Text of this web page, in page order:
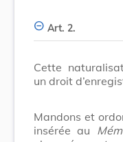
Art. 2.
Cette
un droit
Mandons et
insérée au